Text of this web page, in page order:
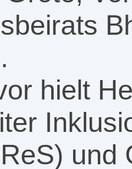
hielt
und